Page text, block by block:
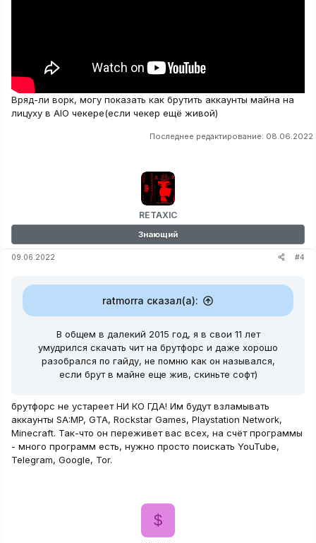
Вряд-ли ворк, могу показать как брутить аккаунты майна на
лицуху в AIO чекере(если чекер ещё живой)
Последнее редактирование: 08.06.2022
RETAXIC
Знающий
09.06.2022 #4
ratmorra сказал(а):
В общем в далекий 2015 год, я в свои 11 лет
умудрился скачать чит на брутфорс и даже хорошо
разобрался по гайду, не помню как он назывался,
если брут в майне еще жив, скиньте софт)
брутфорс не устареет НИ КО ГДА! Им будут взламывать
аккаунты SA:MP, GTA, Rockstar Games, Playstation Network,
Minecraft. Так-что он переживет вас всех, на счёт программы
- много программ есть, нужно просто поискать YouTube,
Telegram, Google, Tor.
$